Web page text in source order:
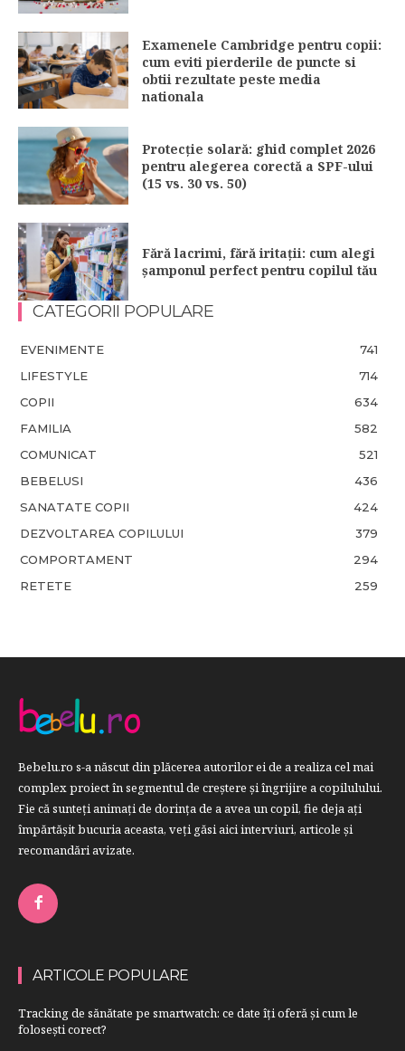
Examenele Cambridge pentru copii:
cum eviti pierderile de puncte si
obtii rezultate peste media
nationala
Protecție solară: ghid complet 2026
pentru alegerea corectă a SPF-ului
(15 vs. 30 vs. 50)
Fără lacrimi, fără iritații: cum alegi
șamponul perfect pentru copilul tău
CATEGORII POPULARE
EVENIMENTE
741
LIFESTYLE
714
COPII
634
FAMILIA
582
COMUNICAT
521
BEBELUSI
436
SANATATE COPII
424
DEZVOLTAREA COPILULUI
379
COMPORTAMENT
294
RETETE
259
Bebelu.ro s-a născut din plăcerea autorilor ei de a realiza cel mai
complex proiect în segmentul de creştere şi îngrijire a copilulului.
Fie că sunteţi animaţi de dorinţa de a avea un copil, fie deja aţi
împărtăşit bucuria aceasta, veți găsi aici interviuri, articole şi
recomandări avizate.
ARTICOLE POPULARE
Tracking de sănătate pe smartwatch: ce date îți oferă și cum le
folosești corect?